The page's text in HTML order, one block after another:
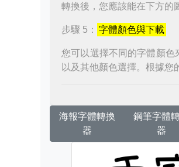
轉換後，您應該能在下方的
步驟 5： 字體顏色與下載
您可以選擇不同的字體顏
以及其他顏色選擇。根據您
海報字體轉換
器
鋼筆字體
器